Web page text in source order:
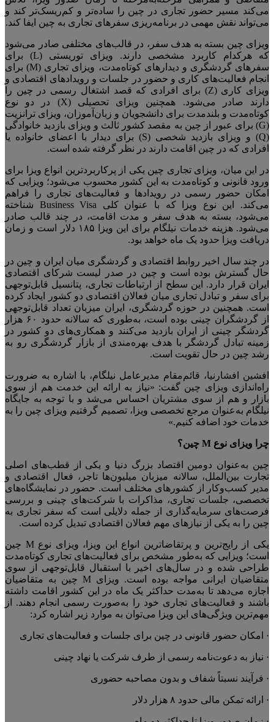
می‌کند مسیر حضور تجاری در چین را ساده‌تر و کم‌ریسک‌تر کند و
می‌تواند نقش مهمی در برنامه‌ریزی سفرهای تجاری به چین ایفا کند.
ویزای چین بسته به هدف سفر، در قالب‌های مختلفی صادر می‌شود
که هرکدام کاربرد مشخصی دارند. ویزای توریستی (L) برای
سفرهای گردشگری و دیدارهای کوتاه‌مدت، ویزای تجاری (M) برای
انجام فعالیت‌های کاری و حضور در جلسات و رویدادهای اقتصادی و
ویزای کاری (Z) برای افرادی که قصد اشتغال رسمی در چین را
دارند صادر می‌شود. همچنین ویزای تحصیلی (X) در دو نوع
کوتاه‌مدت و بلندمدت برای دانشجویان و زبان‌آموزان، ویزای ترانزیت
(
G) برای عبور از چین به مقصد کشور ثالث و ویزای بازدید خانوادگی
(
Q) و ویزای بازدید شخصی (S) برای دیدار با اعضای خانواده یا
افرادی که در چین اقامت دارند در نظر گرفته شده است.
در این میان، ویزای تجاری چین یکی از پرکاربردترین انواع ویزا برای
ورود قانونی و کوتاه‌مدت به این کشور محسوب می‌شود؛ ویزایی که
امکان حضور رسمی در رویدادها و فعالیت‌های تجاری را فراهم
می‌کند. این نوع ویزا که با عنوان کلی Business Visa
شناخته
می‌شود، بسته به هدف سفر و مدت اقامت، در چند قالب صادر
می‌شود.
هزینه خدمات نیلگام برای این ویزا ۱۸۵ دلار است و زمان
دریافت ویزا حدود یک ماه خواهد بود.
در چند سال اخیر روابط اقتصادی و گردشگری میان ایران و چین در
حال گسترش بوده است و چین در صدر لیست شرکای اقتصادی
ایران قرار دارد. این سطح از ارتباطات تجاری، پتانسیل قابل‌توجهی
برای سفر و تبادل تجاری میان فعالان اقتصادی دو کشور ایجاد کرده
است. همچنین در حوزه گردشگری، ایران میزبان تعداد قابل‌توجهی
از گردشگران چینی بوده است، به‌طوری که سالانه حدود
۶۰ هزار
گردشگر چینی از ایران بازدید می‌کنند و همکاری‌های دو کشور در
زمینه تبادل گردشگر با هدف بهره‌مندی از بازار گردشگری رو به
رشد چین در حال تقویت است.
افشین افشارنیا، قائم‌مقام مدیرعامل نیلگام، با اشاره به ضرورت
راه‌اندازی ویزای چین گفت: «نیاز به ارائه این خدمت هم از سوی
بازار و هم از سوی مشتریان احساس می‌شد و با توجه به جایگاه
نیلگام به‌عنوان مرجع تخصصی ویزا، تصمیم گرفتیم ویزای چین را به
خدمات خود اضافه کنیم.»
چرا ویزای نوع M چین؟
چین به‌عنوان دومین اقتصاد بزرگ دنیا و یکی از قطب‌های اصلی
تجارت بین‌الملل، سالانه میزبان میلیون‌ها تاجر، فعال اقتصادی و
مدیر کسب‌وکار از کشورهای مختلف است. حضور در نمایشگاه‌های
تخصصی، جلسات تجاری، مذاکرات با شرکت‌های چینی و بررسی
فرصت‌های سرمایه‌گذاری از جمله دلایلی است که سفر تجاری به
چین را به یکی از نیازهای مهم فعالان اقتصادی تبدیل کرده است.
یکی از رایج‌ترین و پرتقاضاترین انواع این ویزا، ویزای نوع M چین
است؛ ویزایی که به‌طور مشخص برای فعالیت‌های تجاری کوتاه‌مدت
طراحی شده و در سال‌های اخیر با استقبال قابل‌توجهی از سوی
متقاضیان ایرانی مواجه بوده است. ویزای M چین به متقاضیان
اجازه می‌دهد تا به‌مدت حداکثر یک ماه در این کشور اقامت داشته
باشند و فعالیت‌های تجاری خود را به‌صورت رسمی انجام دهند. از
مهم‌ترین ویژگی‌های این ویزا می‌توان به موارد زیر اشاره کرد:
· امکان حضور قانونی در چین برای جلسات و فعالیت‌های تجاری
· نیاز به دعوت‌نامه رسمی از طرف شرکت یا نهاد چینی
· فرآیند نسبتاً شفاف و بدون مصاحبه حضوری
· ارائه تمکن مالی حدود ۸ هزار دلار